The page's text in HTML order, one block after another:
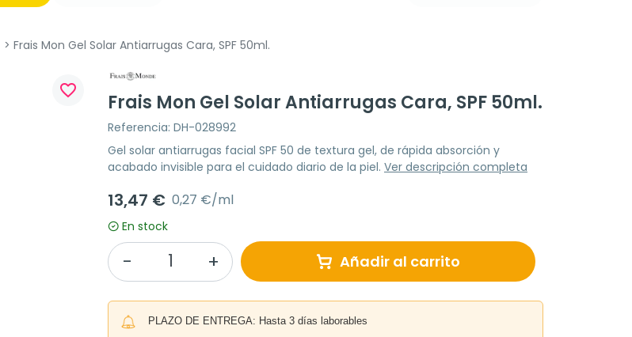
Frais Mon Gel Solar Antiarrugas Cara, SPF 50ml.
favorite_border
Frais Mon Gel Solar Antiarrugas Cara, SPF 50ml.
Referencia: DH-028992
Gel solar antiarrugas facial SPF 50 de textura gel, de rápida absorción y
acabado invisible para el cuidado diario de la piel. Ver descripción completa
13,47 € 0,27 €/ml
En stock
Añadir al carrito
PLAZO DE ENTREGA: Hasta 3 días laborables